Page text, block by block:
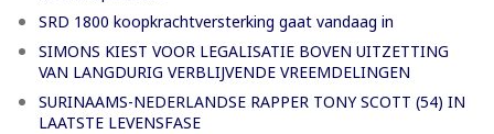
SRD 1800 koopkrachtversterking gaat vandaag in
SIMONS KIEST VOOR LEGALISATIE BOVEN UITZETTING
VAN LANGDURIG VERBLIJVENDE VREEMDELINGEN
SURINAAMS-NEDERLANDSE RAPPER TONY SCOTT (54) IN
LAATSTE LEVENSFASE